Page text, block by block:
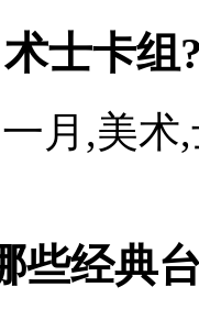
士卡组
月,美
些经典